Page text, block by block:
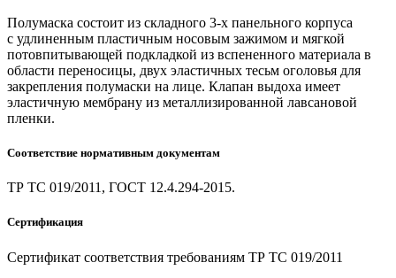
Полумаска состоит из складного 3-х панельного корпуса
с удлиненным пластичным носовым зажимом и мягкой
потовпитывающей подкладкой из вспененного материала в
области переносицы, двух эластичных тесьм оголовья для
закрепления полумаски на лице. Клапан выдоха имеет
эластичную мембрану из металлизированной лавсановой
пленки.
Соответствие нормативным документам
ТР ТС 019/2011, ГОСТ 12.4.294-2015.
Сертификация
Сертификат соответствия требованиям ТР ТС 019/2011